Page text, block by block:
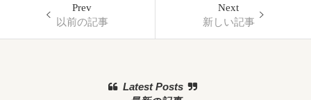
Prev
以前の記事
Next
新しい記事
Latest Posts